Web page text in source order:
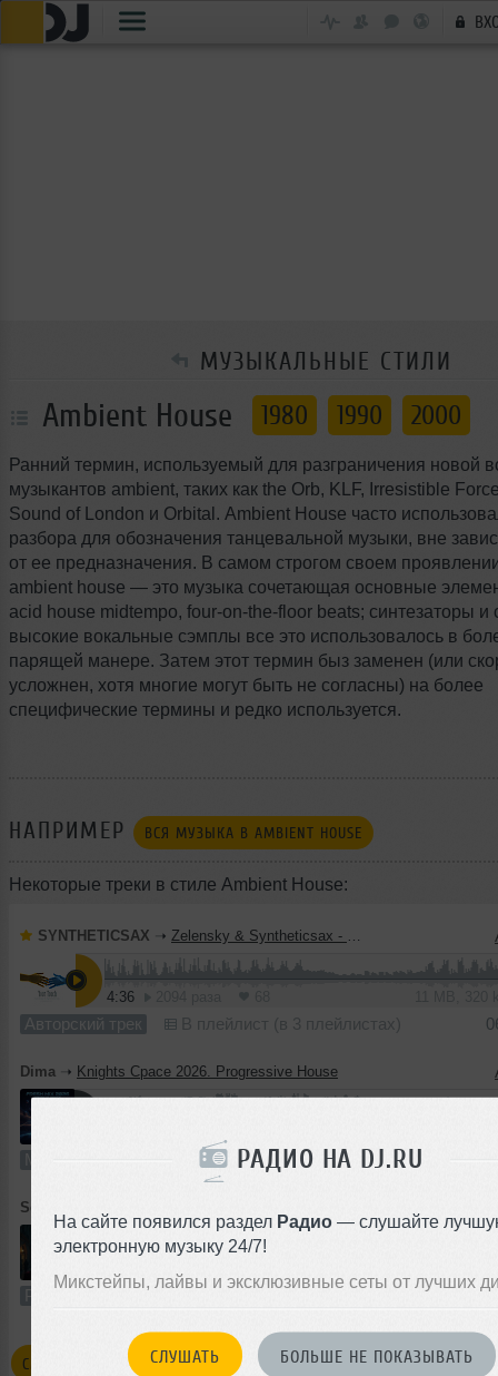
РАДИО НА DJ.RU
На сайте появился раздел Радио — слушайте
электронную музыку 24/7!
Микстейпы, лайвы и эксклюзивные сеты от лучших
СЛУШАТЬ БОЛЬШЕ НЕ ПОКАЗЫВАТЬ
МУЗЫКАЛЬНЫЕ СТИЛИ
Ambient House 1980 1990 2000
Ранний термин, используемый для разграничения новой волны
музыкантов ambient, таких как the Orb, KLF, Irresistible
Sound of London и Orbital. Ambient House часто
разбора для обозначения танцевальной музыки, вне зависимости
от ее предназначения. В самом строгом своем проявлении стиль
ambient house — это музыка сочетающая основные элементы
acid house midtempo, four-on-the-floor beats; синтезаторы и
высокие вокальные сэмплы все это использовалось в более свободной,
парящей манере. Затем этот термин быз заменен (или скорее,
усложнен, хотя многие могут быть не согласны) на более
специфические термины и редко используется.
НАПРИМЕР ВСЯ МУЗЫКА В AMBIENT HOUSE
Некоторые треки в стиле Ambient House:
SYNTHETICSAX ➝ Zelensky & Syntheticsax - Your Touch
4:36
Авторский трек В плейлист (в 3 плейлистах)
Dima ➝ Knights Cpace 2026. Progressive House
Микс
Sevro
Радио-шоу В плейлист
СМОТРЕТЬ ВСЕ ТРЕКИ В AMBIENT HOUSE